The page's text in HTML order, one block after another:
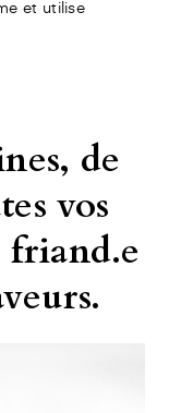
et utilise
de
vos
friand.e